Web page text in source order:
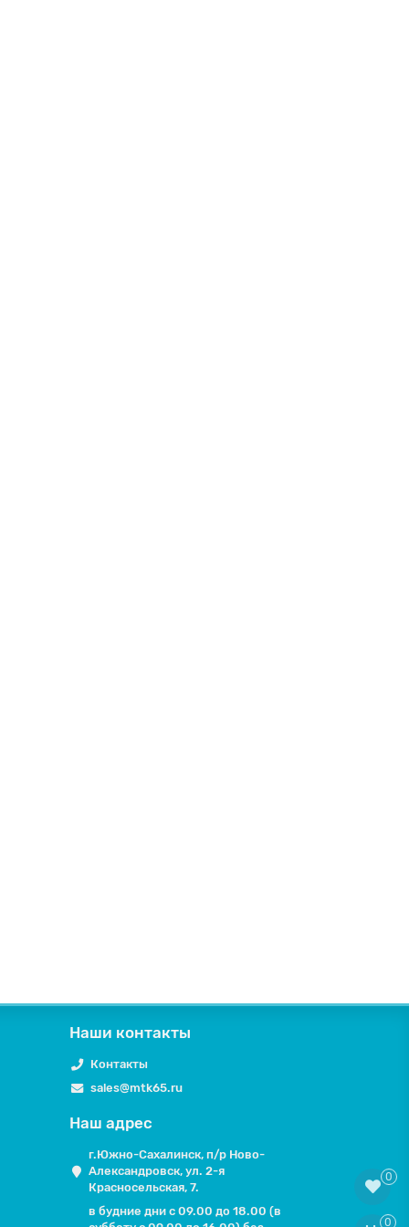
Наши контакты
Контакты
sales@mtk65.ru
Наш адрес
г.Южно-Сахалинск, п/р Ново-
Александровск, ул. 2-я
Красносельская, 7.
в будние дни с 09.00 до 18.00 (в
0
0